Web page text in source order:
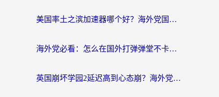
美国率土之滨加速器哪个好？海外党国服游戏畅玩终极指南（附多游戏解决方案）
海外党必看：怎么在国外打弹弹堂不卡？番茄加速器亲测指南
英国崩坏学园2延迟高到心态崩？海外党国服游戏加速终极指南